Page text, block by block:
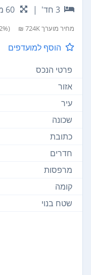
3 חד'
| 60 מ"ר
מחיר מוערך724K ₪ (12% מעל למחיר השוק
הוסף למועדפים
פרטי הנכס
אזור
עיר
שכונה
כתובת
חדרים
מרפסות
קומה
שטח בנוי